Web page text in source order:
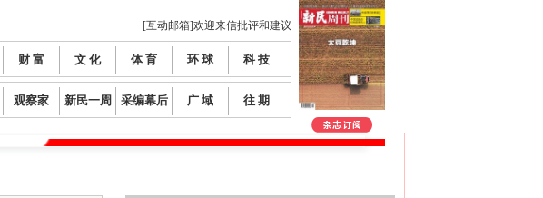
[互动邮箱]欢迎来信批评和建议
财 富 文 化 体 育 环 球 科 技
观察家 新民一周 采编幕后 广 域 往 期